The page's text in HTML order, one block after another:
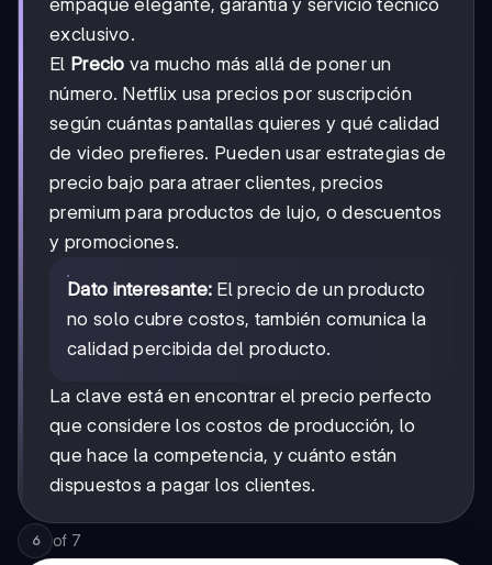
empaque elegante, garantía y servicio técnico
exclusivo.
El Precio va mucho más allá de poner un
número. Netflix usa precios por suscripción
según cuántas pantallas quieres y qué calidad
de video prefieres. Pueden usar estrategias de
precio bajo para atraer clientes, precios
premium para productos de lujo, o descuentos
y promociones.
Dato interesante: El precio de un producto
no solo cubre costos, también comunica la
calidad percibida del producto.
La clave está en encontrar el precio perfecto
que considere los costos de producción, lo
que hace la competencia, y cuánto están
dispuestos a pagar los clientes.
6 of 7